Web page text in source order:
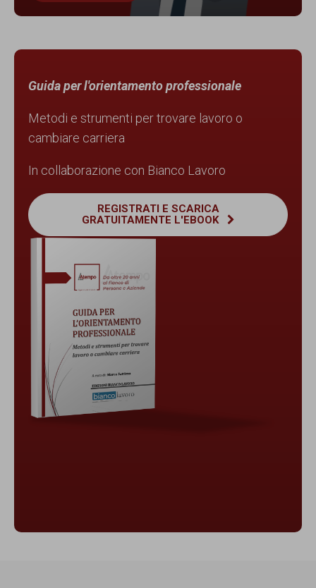
Guida per l'orientamento professionale
Metodi e strumenti per trovare lavoro o
cambiare carriera
In collaborazione con Bianco Lavoro
REGISTRATI E SCARICA
GRATUITAMENTE L'EBOOK